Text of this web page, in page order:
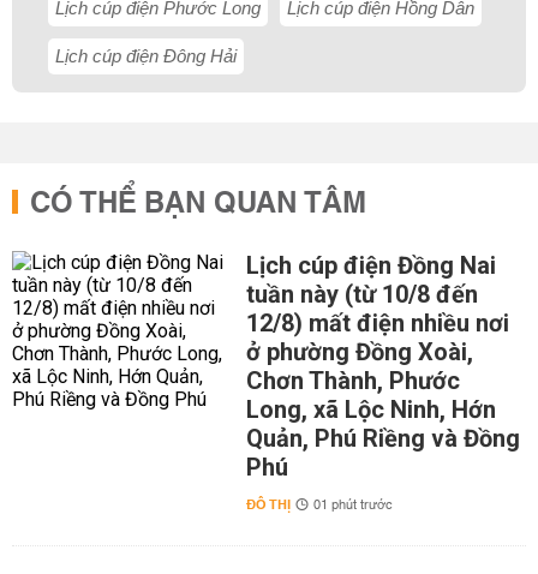
Lịch cúp điện Phước Long Lịch cúp điện Hồng Dân
Lịch cúp điện Đông Hải
CÓ THỂ BẠN QUAN TÂM
Lịch cúp điện Đồng Nai
tuần này (từ 10/8 đến
12/8) mất điện nhiều nơi
ở phường Đồng Xoài,
Chơn Thành, Phước
Long, xã Lộc Ninh, Hớn
Quản, Phú Riềng và Đồng
Phú
ĐÔ THỊ 01 phút trước